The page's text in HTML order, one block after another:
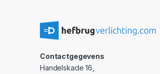
Contactgegevens
Handelskade 16,